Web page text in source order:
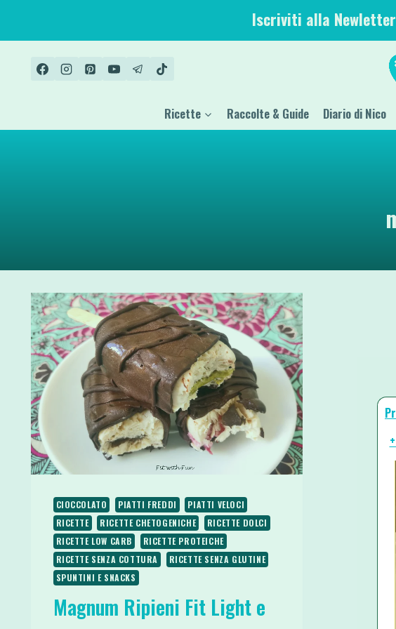
contenuto
Iscriviti alla
Ricette Raccolte & Guide Diario di Nico
CIOCCOLATO PIATTI FREDDI
PIATTI VELOCI
RICETTE
RICETTE CHETOGENICHE
RICETTE DOLCI
RICETTE LOW CARB
RICETTE PROTEICHE
RICETTE SENZA COTTURA
RICETTE SENZA GLUTINE
SPUNTINI E SNACKS
Magnum Ripieni Fit Light e